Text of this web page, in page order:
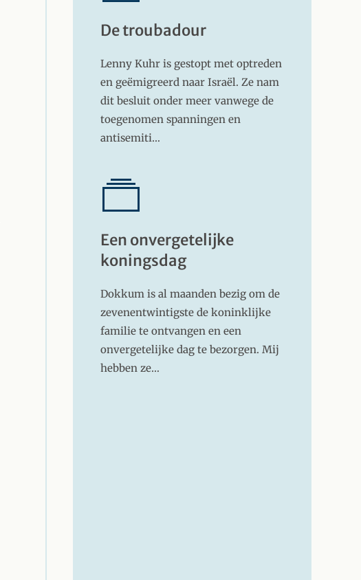
De troubadour
Lenny Kuhr is gestopt met optreden
en geëmigreerd naar Israël. Ze nam
dit besluit onder meer vanwege de
toegenomen spanningen en
antisemiti…
Een onvergetelijke
koningsdag
Dokkum is al maanden bezig om de
zevenentwintigste de koninklijke
familie te ontvangen en een
onvergetelijke dag te bezorgen. Mij
hebben ze…